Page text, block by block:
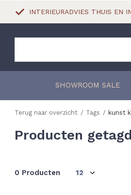
SHOWROOM SALE
INTERIEURADVIES THUIS EN
Terug naar overzicht Tags kunst
Producten
0 Producten